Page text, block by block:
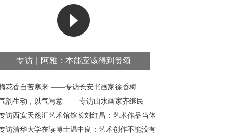
专访｜阿雅：本能应该得到赞颂
花香自苦寒来 ——专访长安书画家徐香梅
韵生动，以气写意 ——专访山水画家齐继民
访西安天然汇艺术馆馆长刘红昌：艺术作品当体
代精神
访清华大学在读博士温中良：艺术创作不能没有